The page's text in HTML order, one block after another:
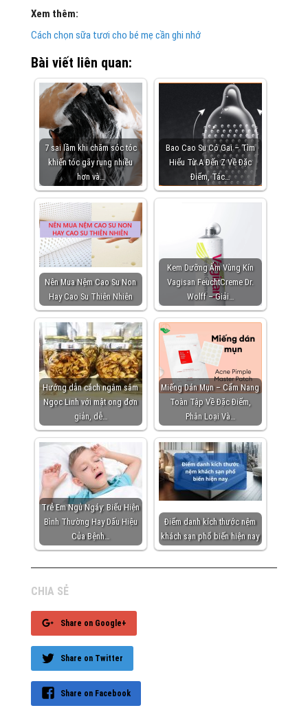
Xem thêm:
Cách chọn sữa tươi cho bé mẹ cần ghi nhớ
Bài viết liên quan:
7 sai lầm khi chăm sóc tóc
khiến tóc gãy rụng nhiều
hơn và…
Bao Cao Su Có Gai – Tìm
Hiểu Từ A Đến Z Về Đặc
Điểm, Tác…
Nên Mua Nệm Cao Su Non
Hay Cao Su Thiên Nhiên
Kem Dưỡng Ẩm Vùng Kín
Vagisan FeuchtCreme Dr.
Wolff – Giải…
Hướng dẫn cách ngâm sâm
Ngọc Linh với mật ong đơn
giản, dễ…
Miếng Dán Mụn – Cẩm Nang
Toàn Tập Về Đặc Điểm,
Phân Loại Và…
Trẻ Em Ngủ Ngáy: Biểu Hiện
Bình Thường Hay Dấu Hiệu
Của Bệnh…
Điểm danh kích thước nệm
khách sạn phổ biến hiện nay
CHIA SẺ
Share on Google+
Share on Twitter
Share on Facebook